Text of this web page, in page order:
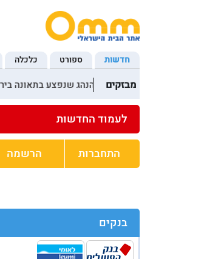
חדשות ספורט כלכלה
מבזקים
לעמוד החדשות
התחברות הרשמה
בנקים